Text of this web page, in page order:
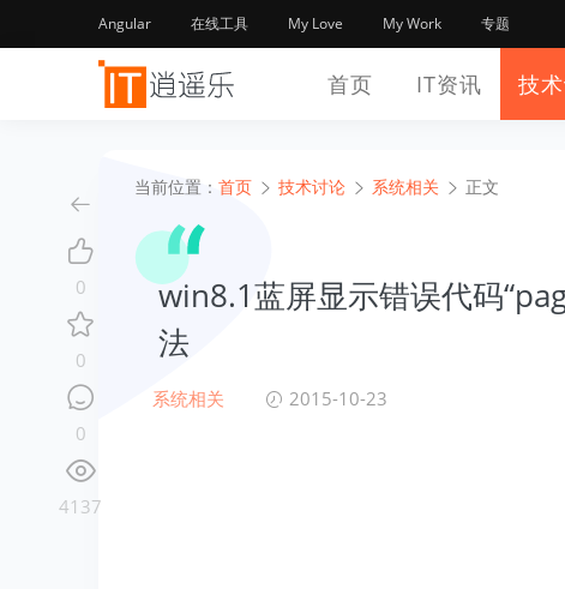
Angular 在线工具 My Love My Work 专题
首页 IT资讯 技
当前位置： 首页 技术讨论 系统相关 正文
win8.1蓝屏显示错误代码
法
系统相关 2015-10-23
0
0
0
4137